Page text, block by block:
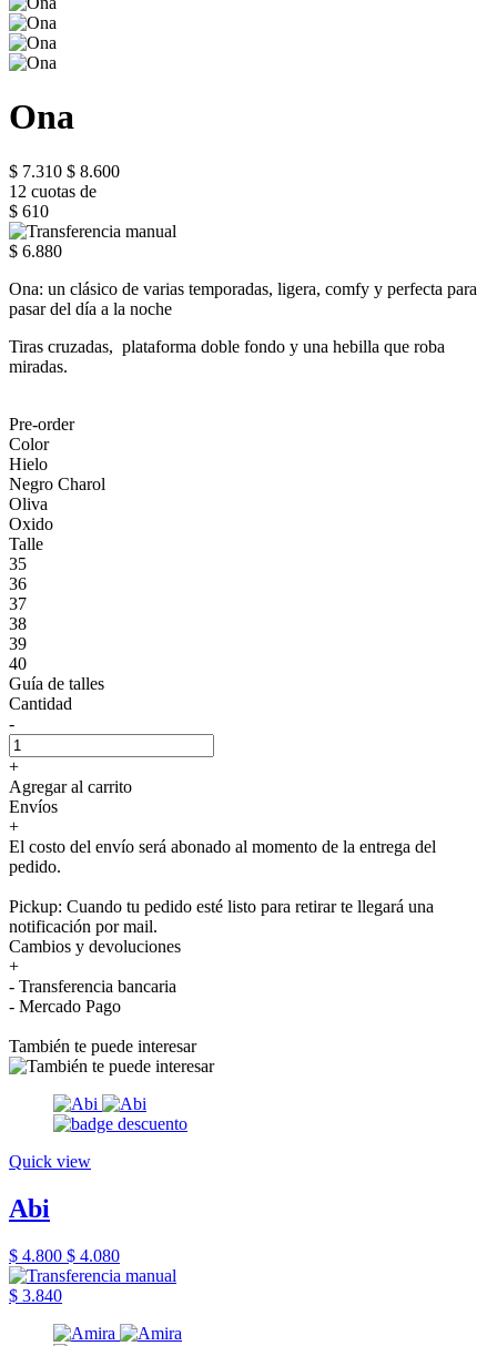
Ona
$ 7.310 $ 8.600
12 cuotas de
$ 610
$ 6.880
Ona: un clásico de varias temporadas, ligera, comfy y perfecta para
pasar del día a la noche
Tiras cruzadas, plataforma doble fondo y una hebilla que roba
miradas.
Pre-order
Color
Hielo
Negro Charol
Oliva
Oxido
Talle
35
36
37
38
39
40
Guía de talles
Cantidad
-
+
Agregar al carrito
Envíos
+
El costo del envío será abonado al momento de la entrega del
pedido.
Pickup: Cuando tu pedido esté listo para retirar te llegará una
notificación por mail.
Cambios y devoluciones
+
- Transferencia bancaria
- Mercado Pago
También te puede interesar
Quick view
Abi
$ 4.800 $ 4.080
$ 3.840